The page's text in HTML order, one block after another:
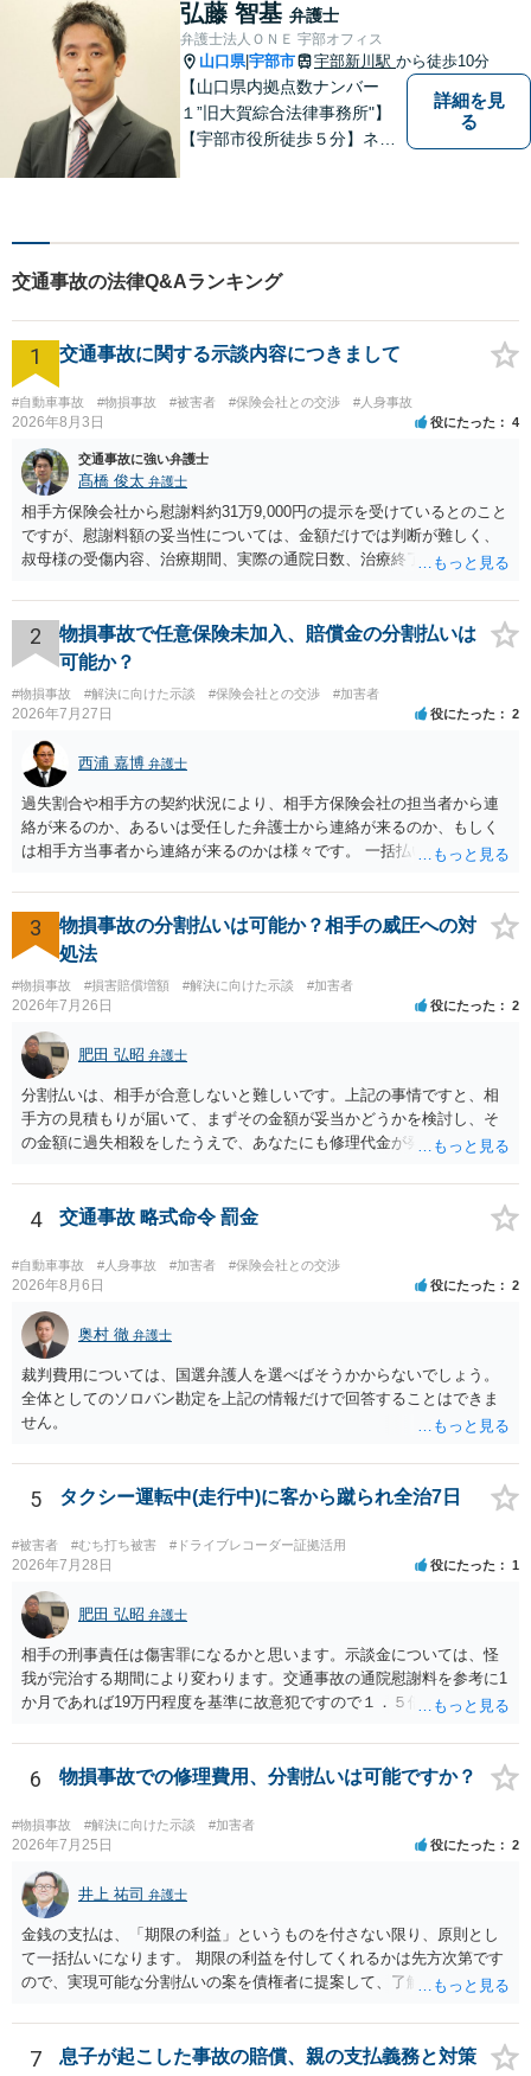
弘藤 智基 弁護士
弁護士法人ＯＮＥ 宇部オフィス
山口県|宇部市 宇部新川駅 から徒歩10分
【山口県内拠点数ナンバー
１”旧大賀綜合法律事務所"】
【宇部市役所徒歩５分】ネッ
相談ください。
詳細を見
る
交通事故の法律Q&Aランキング
1 交通事故に関する示談内容につきまして
#自動車事故 #物損事故 #被害者 #保険会社との交渉 #人身事故
2026年8月3日 役にたった 4
交通事故に強い弁護士
髙橋 俊太 弁護士
相手方保険会社から慰謝料約31万9,000円の提示を受けているとのこと
ですが、慰謝料額の妥当性については、金額だけでは判断が難しく、
叔母様の受傷内容、治療期間、実際の通院日数、治療終了の経緯、後
確認する必要があります。保険会社から提示される慰謝料額について
は、弁護士が介入することにより増額を検討できる場合がありますの
で、以下の資料・情報を準備した上で、弁護士に個別に相談すること
をお勧めいたします。 ・相手方保険会社から届いている示談金額の提
示書類 ・叔母様の診断名、けがの内容 ・治療開始日及び治療終了日
・入院の有無、通院回数 ・現在も症状が残っているか ・叔母様ご本人
やご家族等が加入している保険に、今回の事故で利用できる弁護士費
用特約が付帯しているか なお、被害者は叔母様ご本人となりますの
で、弁護士が受任する場合には、叔母様ご本人の依頼意思等を確認す
る必要があります。日本語での十分な意思疎通が難しいとのことです
ので、そのあたりのご事情も踏まえて、依頼意思の確認方法等を検討
2
物損事故で任意保険未加入、賠償金の分割払いは
可能か？
#物損事故 #解決に向けた示談 #保険会社との交渉 #加害者
2026年7月27日 役にたった 2
西浦 嘉博 弁護士
過失割合や相手方の契約状況により、相手方保険会社の担当者から連
絡が来るのか、あるいは受任した弁護士から連絡が来るのか、もしく
は相手方当事者から連絡が来るのかは様々です。 一括払いや分割払い
金の支払いにつき、分割払いに合意すれば、和解は可能です。 他方で
合意しなければ和解できないことになります。 今後の見通しを知る為
に、交渉の方向性につき、最寄りの法律事務所で相談だけでもされる
ことも検討ください。
3
物損事故の分割払いは可能か？相手の威圧への対
処法
#物損事故 #損害賠償増額 #解決に向けた示談 #加害者
2026年7月26日 役にたった 2
肥田 弘昭 弁護士
分割払いは、相手が合意しないと難しいです。上記の事情ですと、相
手方の見積もりが届いて、まずその金額が妥当かどうかを検討し、そ
の金額に過失相殺をしたうえで、あなたにも修理代金が発生している
分割払いにしたいとの示談案を提案するのが良いかと思います。威圧
されるのであれば、斡旋、仲裁、民事調停を利用しては如何でしょう
4 交通事故 略式命令 罰金
#自動車事故 #人身事故 #加害者 #保険会社との交渉
2026年8月6日 役にたった 2
奥村 徹 弁護士
裁判費用については、国選弁護人を選べばそうかからないでしょう。
全体としてのソロバン勘定を上記の情報だけで回答することはできま
せん。
5 タクシー運転中(走行中)に客から蹴られ全治7日
#被害者 #むち打ち被害 #ドライブレコーダー証拠活用
2026年7月28日 役にたった 1
肥田 弘昭 弁護士
相手の刑事責任は傷害罪になるかと思います。示談金については、怪
我が完治する期間により変わります。交通事故の通院慰謝料を参考に1
か月であれば19万円程度を基準に故意犯ですので１．５倍か2倍程度す
上がるかと思います。ご参考にしてください。
6 物損事故での修理費用、分割払いは可能ですか？
#物損事故 #解決に向けた示談 #加害者
2026年7月25日 役にたった 2
井上 祐司 弁護士
金銭の支払は、「期限の利益」というものを付さない限り、原則とし
て一括払いになります。 期限の利益を付してくれるかは先方次第です
ので、実現可能な分割払いの案を債権者に提案して、了解してもらえ
7
息子が起こした事故の賠償、親の支払義務と対策